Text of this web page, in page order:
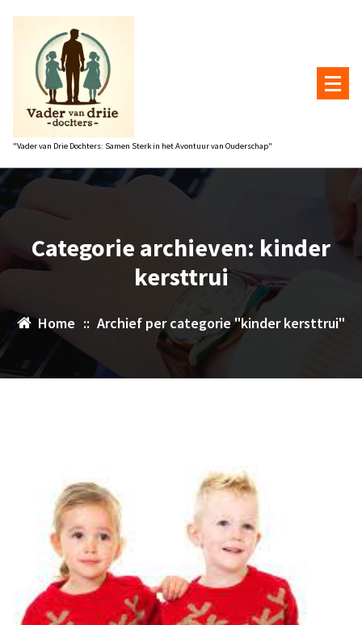
"Vader van Drie Dochters: Samen Sterk in het Avontuur van Ouderschap"
Categorie archieven: kinder
kersttrui
Home :: Archief per categorie "kinder kersttrui"